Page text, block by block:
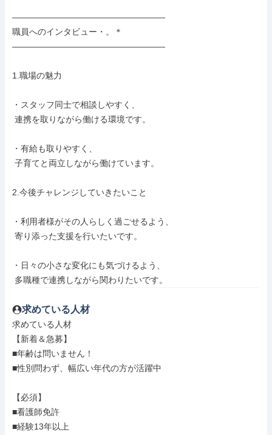
――――――――――――――――――
職員へのインタビュー・。＊
――――――――――――――――――
1.職場の魅力
・スタッフ同士で相談しやすく、
・有給も取りやすく、
2.今後チャレンジしていきたいこと
・利用者様がその人らしく過ごせるよう、
・日々の小さな変化にも気づけるよう、
多職種で連携しながら関わりたいです。
求めている人材
求めている人材
【新着＆急募】
■年齢は問いません！
■性別問わず、幅広い年代の方が活躍中
【必須】
■看護師免許
■経験13年以上